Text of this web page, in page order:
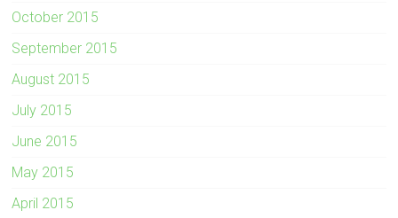
October 2015
September 2015
August 2015
July 2015
June 2015
May 2015
April 2015